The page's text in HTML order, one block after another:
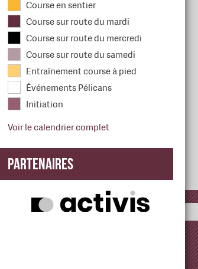
Course en sentier
Course sur route du mardi
Course sur route du mercredi
Course sur route du samedi
Entraînement course à pied
Événements Pélicans
Initiation
Voir le calendrier complet
Partenaires